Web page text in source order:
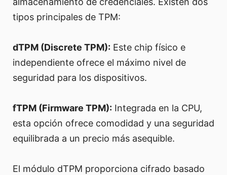
tipos principales de TPM:
dTPM (Discrete TPM): Este chip físico e
independiente ofrece el máximo nivel de
seguridad para los dispositivos.
fTPM (Firmware TPM): Integrada en la CPU,
esta opción ofrece comodidad y una seguridad
equilibrada a un precio más asequible.
El módulo dTPM proporciona cifrado basado